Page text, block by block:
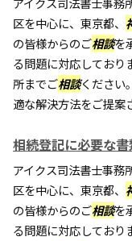
区を中心に、東京都、
の皆様からのご相談を
る問題に対応しており
所までご相談ください
適な解決方法をご提案
相続登記に必要な
アイクス司法書士事務
区を中心に、東京都、
の皆様からのご相談を
る問題に対応しており